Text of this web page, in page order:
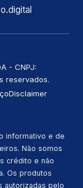
- CNPJ:
reservados.
Disclaimer
informativo e de
Não somos
crédito e não
Os produtos
autorizadas pelo